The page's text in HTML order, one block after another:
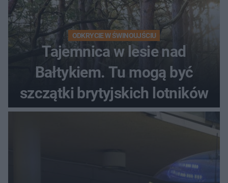
ODKRYCIE W ŚWINOUJŚCIU
Tajemnica w lesie nad
Bałtykiem. Tu mogą być
szczątki brytyjskich lotników